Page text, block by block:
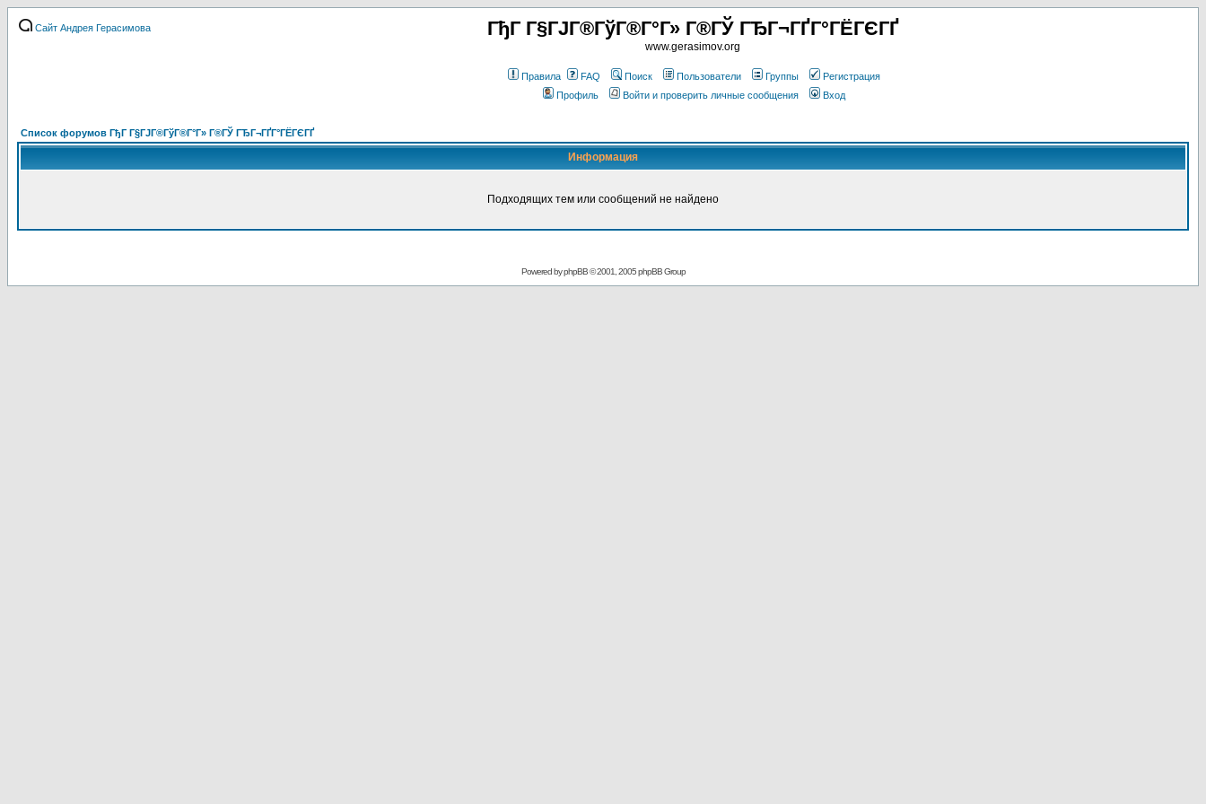
Сайт Андрея Герасимова ГђГ Г§ГЈГ®ГўГ®Г°Г» Г®ГЎ ГЂГ¬ГҐГ°ГЁГЄГҐ
www.gerasimov.org
Правила FAQ Поиск Пользователи Группы
Регистрация
Профиль
Войти и проверить личные сообщения Вход
Список форумов ГђГ Г§ГЈГ®ГўГ®Г°Г» Г®ГЎ ГЂГ¬ГҐГ°ГЁГЄГҐ
Информация
Подходящих тем или сообщений не найдено
Powered byphpBB© 2001, 2005 phpBB Group